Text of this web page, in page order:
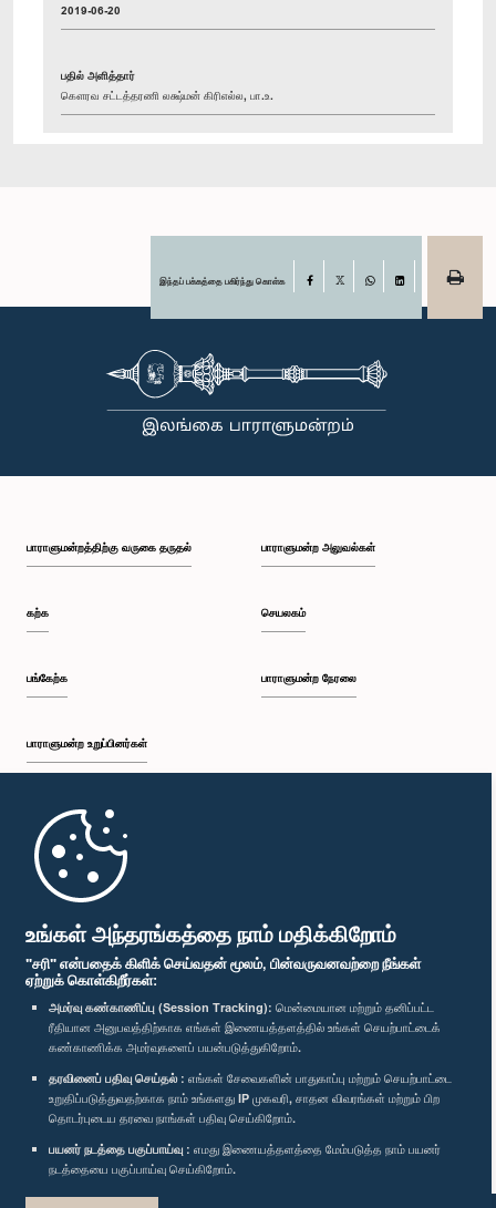
உங்கள் அந்தரங்கத்தை நாம் மதிக்கிறோம்
"சரி" என்பதைக் கிளிக் செய்வதன் மூலம், பின்வருவனவற்றை நீங்கள்
ஏற்றுக் கொள்கிறீர்கள்:
அமர்வு கண்காணிப்பு (Session Tracking): மென்மையான மற்றும் தனிப்பட்ட
ரீதியான அனுபவத்திற்காக எங்கள் இணையத்தளத்தில் உங்கள் செயற்பாட்டைக்
கண்காணிக்க அமர்வுகளைப் பயன்படுத்துகிறோம்.
தரவினைப் பதிவு செய்தல் : எங்கள் சேவைகளின் பாதுகாப்பு மற்றும் செயற்பாட்டை
உறுதிப்படுத்துவதற்காக நாம் உங்களது IP முகவரி, சாதன விவரங்கள் மற்றும் பிற
தொடர்புடைய தரவை நாங்கள் பதிவு செய்கிறோம்.
பயனர் நடத்தை பகுப்பாய்வு : எமது இணையத்தளத்தை மேம்படுத்த நாம் பயனர்
நடத்தையை பகுப்பாய்வு செய்கிறோம்.
2019-06-20
பதில் அளித்தார்
கௌரவ சட்டத்தரணி லக்ஷ்மன் கிரிஎல்ல, பா.உ.
இந்தப் பக்கத்தை பகிர்ந்து கொள்க Facebook
பாராளுமன்றத்திற்கு வருகை தருதல்
கற்க
பங்கேற்க
பாராளுமன்ற உறுப்பினர்கள்
முதற்பக்கம்
பாராளுமன்ற அலுவல்கள்
செயலகம்
பாராளுமன்ற நேரலை
பாராளுமன்ற கையடக்க செயலி
எம்மை பின்தொடர்க :
விருதுகள்
தனியுரிமைக் கொள்கை